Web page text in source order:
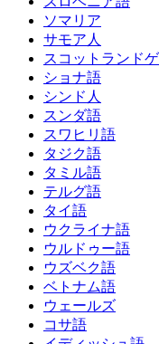
ソマリア
サモア人
スコットランド
ショナ語
シンド人
スンダ語
スワヒリ語
タジク語
タミル語
テルグ語
タイ語
ウクライナ語
ウルドゥー語
ウズベク語
ベトナム語
ウェールズ
コサ語